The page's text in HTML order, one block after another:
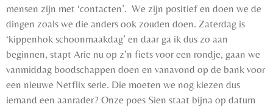
mensen zijn met ‘contacten’. We zijn positief en doen we de
dingen zoals we die anders ook zouden doen. Zaterdag is
‘kippenhok schoonmaakdag’ en daar ga ik dus zo aan
beginnen, stapt Arie nu op z’n fiets voor een rondje, gaan we
vanmiddag boodschappen doen en vanavond op de bank voor
een nieuwe Netflix serie. Die moeten we nog kiezen dus
iemand een aanrader? Onze poes Sien staat bijna op datum